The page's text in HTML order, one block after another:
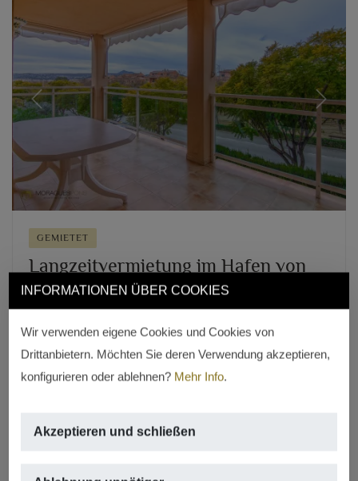
INFORMATIONEN ÜBER COOKIES
Wir verwenden eigene Cookies und Cookies von
Drittanbietern. Möchten Sie deren Verwendung akzeptieren,
konfigurieren oder ablehnen? Mehr Info.
Akzeptieren und schließen
Previous Next
GEMIETET
Langzeitvermietung im Hafen von
Jávea
1.200 €/month
HAFEN, JÁVEA/XÀBIA
2 pool